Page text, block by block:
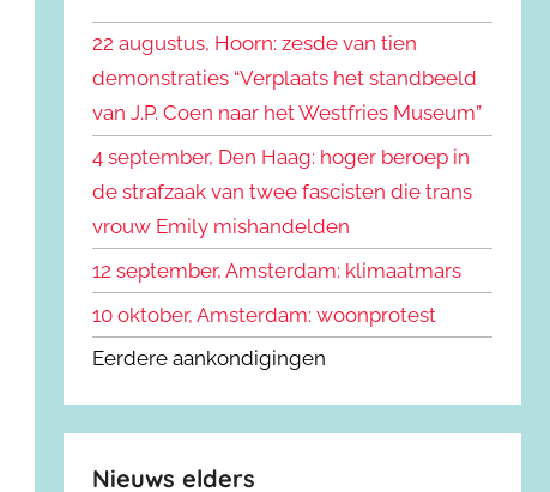
n
a
a
r
:
n
22 augustus, Hoorn: zesde van tien
demonstraties “Verplaats het standbeeld
van J.P. Coen naar het Westfries Museum”
4 september, Den Haag: hoger beroep in
de strafzaak van twee fascisten die trans
vrouw Emily mishandelden
12 september, Amsterdam: klimaatmars
10 oktober, Amsterdam: woonprotest
Eerdere aankondigingen
Nieuws elders